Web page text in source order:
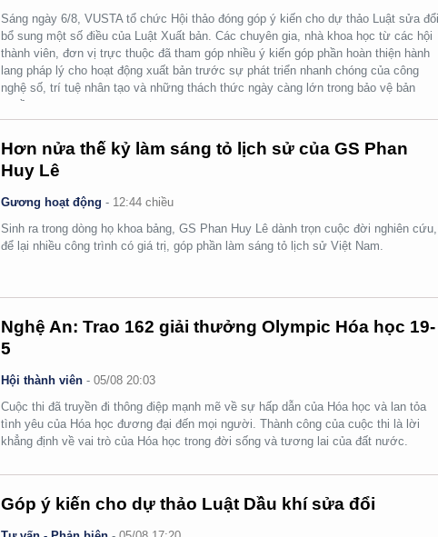
Sáng ngày 6/8, VUSTA tổ chức Hội thảo đóng góp ý kiến cho dự thảo Luật sửa
bổ sung một số điều của Luật Xuất bản. Các chuyên gia, nhà khoa học từ các hội
thành viên, đơn vị trực thuộc đã tham góp nhiều ý kiến góp phần hoàn thiện hành
lang pháp lý cho hoạt động xuất bản trước sự phát triển nhanh chóng của công
nghệ số, trí tuệ nhân tạo và những thách thức ngày càng lớn trong bảo vệ bản
quyền.
Hơn nửa thế kỷ làm sáng tỏ lịch sử của GS Phan
Huy Lê
Gương hoạt động - 12:44 chiều
Sinh ra trong dòng họ khoa bảng, GS Phan Huy Lê dành trọn cuộc đời nghiên cứu,
để lại nhiều công trình có giá trị, góp phần làm sáng tỏ lịch sử Việt Nam.
Nghệ An: Trao 162 giải thưởng Olympic Hóa học 19-
5
Hội thành viên -05/08 20:03
Cuộc thi đã truyền đi thông điệp mạnh mẽ về sự hấp dẫn của Hóa học và lan tỏa
tình yêu của Hóa học đương đại đến mọi người. Thành công của cuộc thi là lời
khẳng định về vai trò của Hóa học trong đời sống và tương lai của đất nước.
Góp ý kiến cho dự thảo Luật Dầu khí sửa đổi